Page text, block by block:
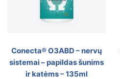
Conecta® O3ABD – nervų
sistemai – papildas šunims
ir katėms – 135ml